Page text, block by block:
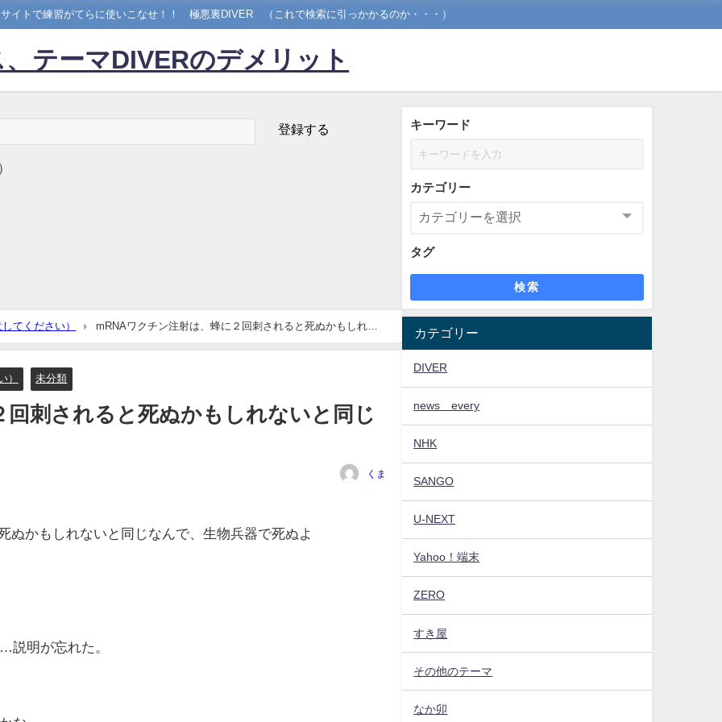
イトで練習がてらに使いこなせ！！ 極悪裏DIVER （これで検索に引っかかるのか・・・）
テーマDIVERのデメリット
てください） mRNAワクチン注射は、蜂に２回刺されると死ぬかもしれな
） 未分類
刺されると死ぬかもしれないと同じ
くま
ぬかもしれないと同じなんで、生物兵器で死ぬよ
説明が忘れた。
キーワード
カテゴリー
タグ
検索
カテゴリー
DIVER
news every
NHK
SANGO
U-NEXT
Yahoo！端末
ZERO
すき屋
その他のテーマ
なか卯